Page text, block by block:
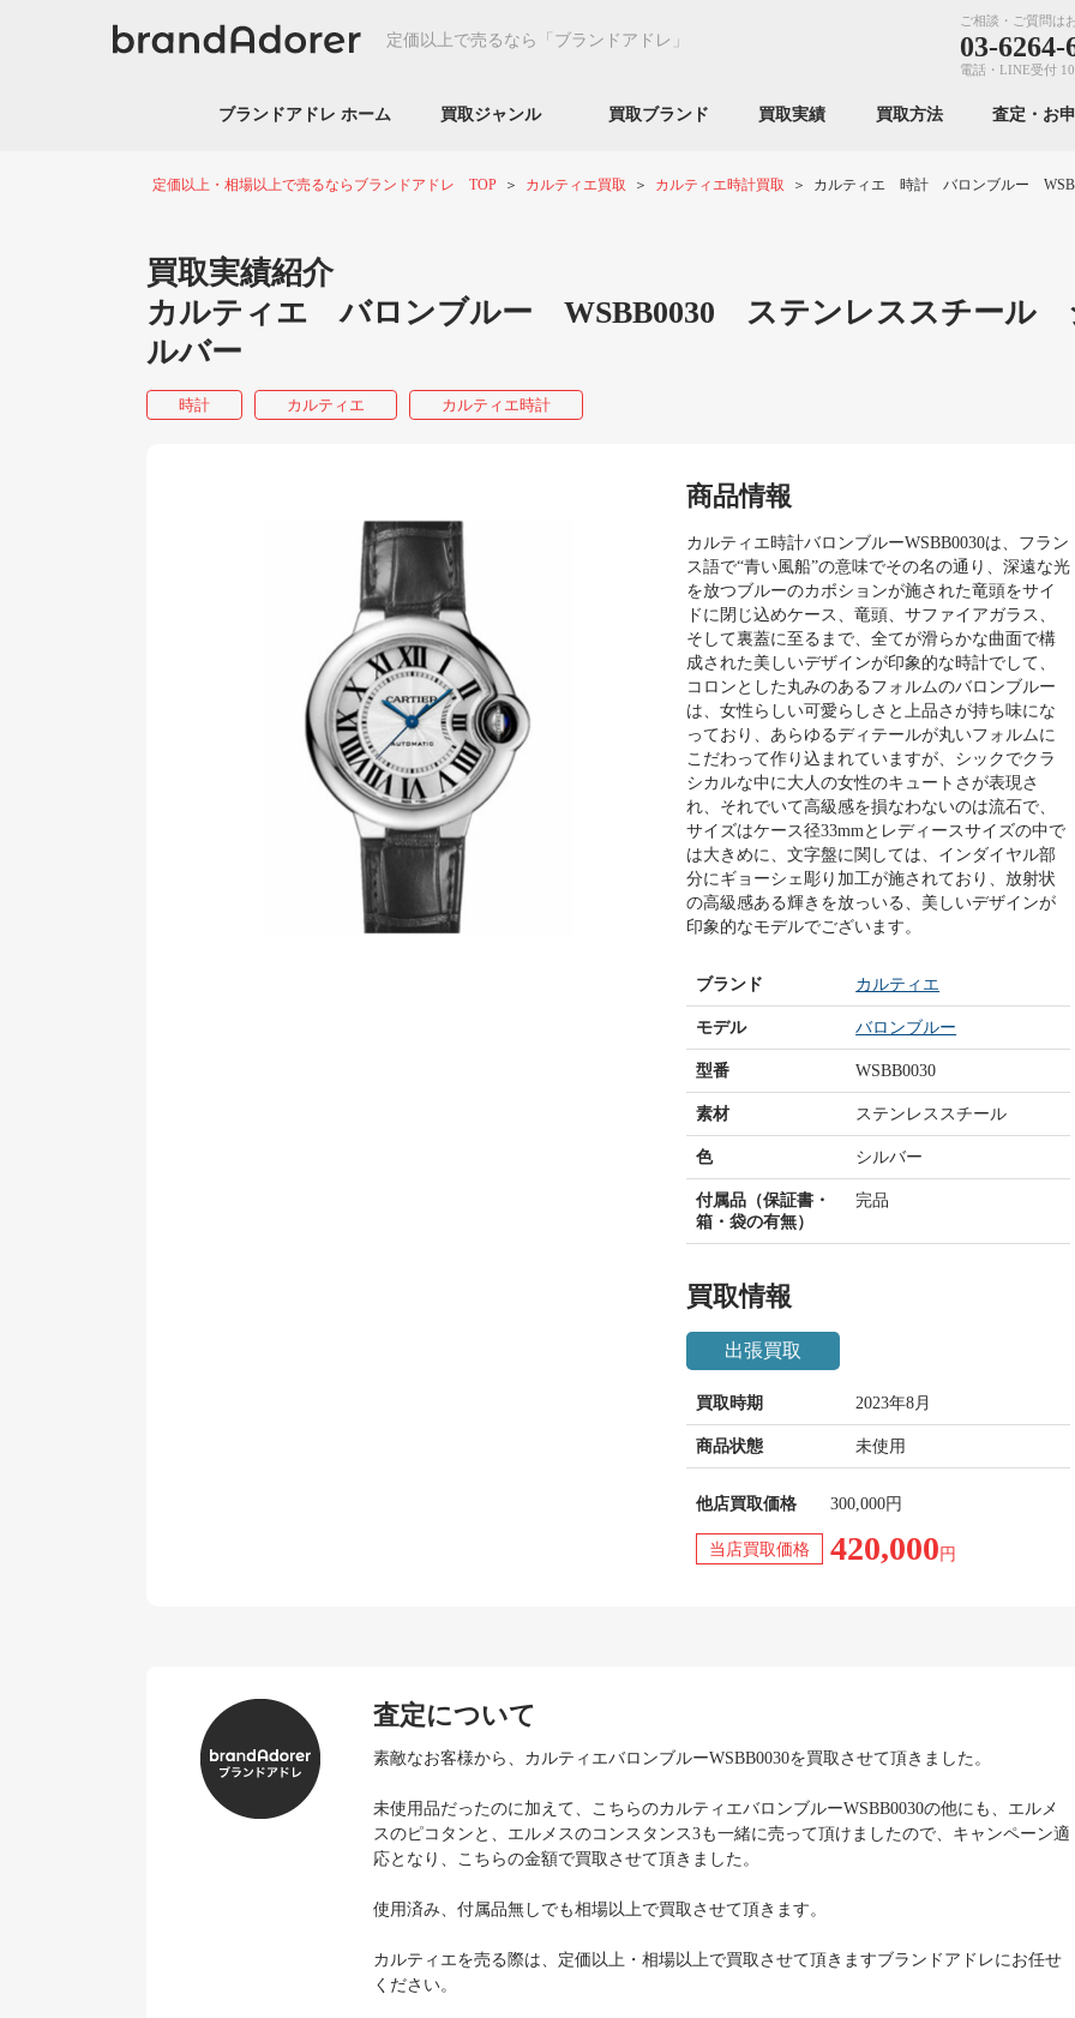
定価以上で売るなら 「ブランドアドレ」
ご相談・ご質問は
03-6264-
電話・LINE受付
ブランドアドレ ホーム 買取ジャンル 買取ブランド 買取実績 買取方法 査定・お
定価以上・相場以上で売るならブランドアドレ TOP カルティエ買取 カルティエ時計買取 カルティエ 時計 バロンブルー
買取実績紹介
カルティエ バロンブルー WSBB0030 ステンレススチール
ルバー
時計 カルティエ カルティエ時計
商品情報
カルティエ時計バロンブルーWSBB0030は、フラン
ス語で“青い風船”の意味でその名の通り、深遠な光
を放つブルーのカボションが施された竜頭をサイ
ドに閉じ込めケース、竜頭、サファイアガラス、
そして裏蓋に至るまで、全てが滑らかな曲面で構
成された美しいデザインが印象的な時計でして、
コロンとした丸みのあるフォルムのバロンブルー
は、女性らしい可愛らしさと上品さが持ち味にな
っており、あらゆるディテールが丸いフォルムに
こだわって作り込まれていますが、シックでクラ
シカルな中に大人の女性のキュートさが表現さ
れ、それでいて高級感を損なわないのは流石で、
サイズはケース径33mmとレディースサイズの中で
は大きめに、文字盤に関しては、インダイヤル部
分にギョーシェ彫り加工が施されており、放射状
の高級感ある輝きを放っいる、美しいデザインが
印象的なモデルでございます。
ブランド カルティエ
モデル バロンブルー
型番 WSBB0030
素材 ステンレススチール
色 シルバー
付属品（保証書・
箱・袋の有無）
完品
買取情報
出張買取
買取時期 2023年8月
商品状態 未使用
他店買取価格 300,000円
当店買取価格 420,000 円
査定について
素敵なお客様から、カルティエバロンブルーWSBB0030を買取させて頂きました。
未使用品だったのに加えて、こちらのカルティエバロンブルーWSBB0030の他にも、エルメ
スのピコタンと、エルメスのコンスタンス3も一緒に売って頂けましたので、キャンペーン適
応となり、こちらの金額で買取させて頂きました。
使用済み、付属品無しでも相場以上で買取させて頂きます。
カルティエを売る際は、定価以上・相場以上で買取させて頂きますブランドアドレにお任せ
ください。